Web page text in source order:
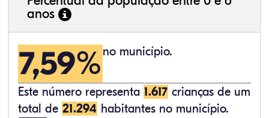
anos
7,59% no município.
Este número representa 1.617 crianças de um
total de 21.294 habitantes no município.